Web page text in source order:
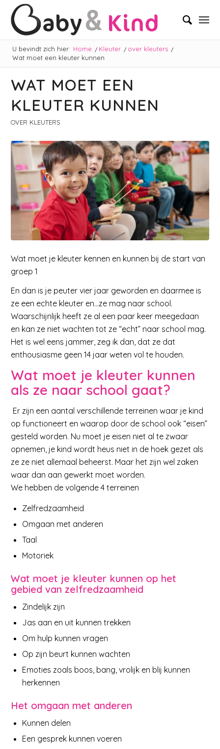
U bevindt zich hier: Home / Kleuter / over kleuters /
Wat moet een kleuter kunnen
WAT MOET EEN
KLEUTER KUNNEN
OVER KLEUTERS
Wat moet je kleuter kennen en kunnen bij de start van
groep 1
En dan is je peuter vier jaar geworden en daarmee is
ze een echte kleuter en…ze mag naar school.
Waarschijnlijk heeft ze al een paar keer meegedaan
en kan ze niet wachten tot ze “echt” naar school mag.
Het is wel eens jammer, zeg ik dan, dat ze dat
enthousiasme geen 14 jaar weten vol te houden.
Wat moet je kleuter kunnen
als ze naar school gaat?
Er zijn een aantal verschillende terreinen waar je kind
op functioneert en waarop door de school ook “eisen”
gesteld worden. Nu moet je eisen niet al te zwaar
opnemen, je kind wordt heus niet in de hoek gezet als
ze ze niet allemaal beheerst. Maar het zijn wel zaken
waar dan aan gewerkt moet worden.
We hebben de volgende 4 terreinen
Zelfredzaamheid
Omgaan met anderen
Taal
Motoriek
Wat moet je kleuter kunnen op het
gebied van zelfredzaamheid
Zindelijk zijn
Jas aan en uit kunnen trekken
Om hulp kunnen vragen
Op zijn beurt kunnen wachten
Emoties zoals boos, bang, vrolijk en blij kunnen
herkennen
Het omgaan met anderen
Kunnen delen
Een gesprek kunnen voeren